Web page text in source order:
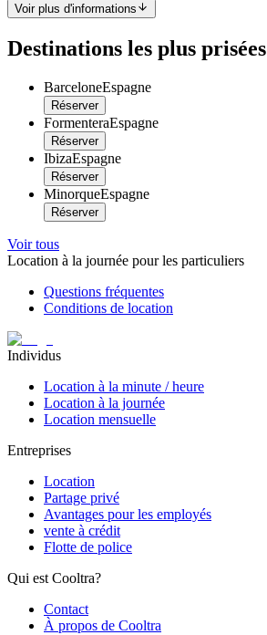
Voir plus d'informations
Destinations les plus prisées
BarceloneEspagne
Réserver
FormenteraEspagne
Réserver
IbizaEspagne
Réserver
MinorqueEspagne
Réserver
Voir tous
Location à la journée pour les particuliers
Questions fréquentes
Conditions de location
Individus
Location à la minute / heure
Location à la journée
Location mensuelle
Entreprises
Location
Partage privé
Avantages pour les employés
vente à crédit
Flotte de police
Qui est Cooltra?
Contact
À propos de Cooltra